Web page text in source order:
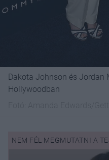
Dakota Johnson és Jordan
Hollywoodban